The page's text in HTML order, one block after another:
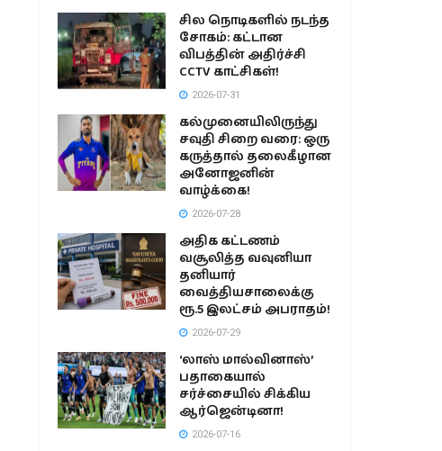
சில நொடிகளில் நடந்த
சோகம்: கட்டான
விபத்தின் அதிர்ச்சி
CCTV காட்சிகள்!
2026-07-31
கல்முனையிலிருந்து
சவுதி சிறை வரை: ஒரு
கருத்தால் தலைகீழான
அனோஜனின்
வாழ்க்கை!
2026-07-28
அதிக கட்டணம்
வசூலித்த வவுனியா
தனியார்
வைத்தியசாலைக்கு
ரூ.5 இலட்சம் அபராதம்!
2026-07-29
‘லாஸ் மால்வினாஸ்’
பதாகையால்
சர்ச்சையில் சிக்கிய
ஆர்ஜென்டினா!
2026-07-16